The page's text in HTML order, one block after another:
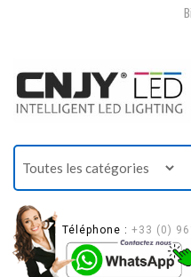
Téléphone : +33 (0)